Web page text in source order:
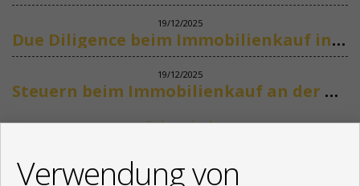
19/12/2025
Due Diligence beim Immobilienkauf in Spanien
19/12/2025
Steuern beim Immobilienkauf an der Costa del Sol
Siehe mehr
Verwendung von